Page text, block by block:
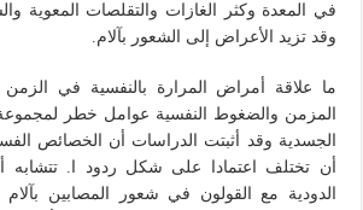
في المعدة وكثر الغازات والتقلصات المعوية
وقد تزيد الأعراض إلى الشعور بآلام.
ما علاقة أمراض المرارة بالنفسية في الزمن
المزمن والضغوط النفسية عوامل خطر
الجسدية وقد أثبتت الدراسات أن الخصائص
أن تختلف اعتمادا على شكل ردود ا. تتشابه
الدودية مع القولون في شعور المصابين